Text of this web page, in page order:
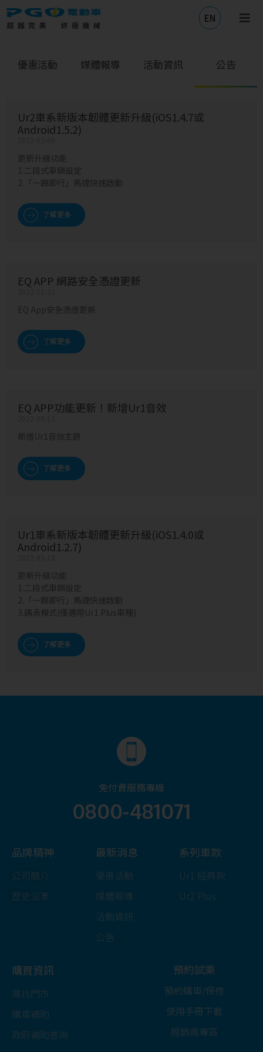
EN
優惠活動 媒體報導 活動資訊 公告
Ur2車系新版本韌體更新升級(iOS1.4.7或
Android1.5.2)
更新升級功能
1.二段式車鎖設定
2.「一踢即行」馬達快速啟動
了解更多
EQ APP 網路安全憑證更新
EQ App安全憑證更新
了解更多
EQ APP功能更新！新增Ur1音效
新增Ur1音效主題
了解更多
Ur1車系新版本韌體更新升級(iOS1.4.0或
Android1.2.7)
更新升級功能
1.二段式車鎖設定
2.「一踢即行」馬達快速啟動
3.碼表模式(僅適用Ur1 Plus車種)
了解更多
免付費服務專線
0800-481071
品牌精神
公司簡介
歷史沿革
最新消息
優惠活動
媒體報導
活動資訊
公告
系列車款
Ur1 經典款
Ur2 Plus
購買資訊
尋找門市
購車補助
政府補助查詢
預約試乘
預約購車/保修
使用手冊下載
經銷商專區